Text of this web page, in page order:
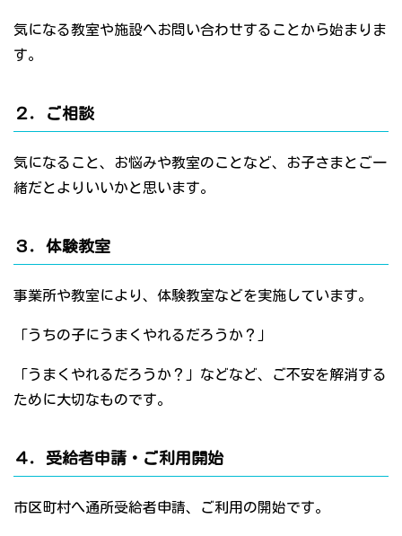
気になる教室や施設へお問い合わせすることから始まりま
す。
２．ご相談
気になること、お悩みや教室のことなど、お子さまとご一
緒だとよりいいかと思います。
３．体験教室
事業所や教室により、体験教室などを実施しています。
「うちの子にうまくやれるだろうか？」
「うまくやれるだろうか？」などなど、ご不安を解消する
ために大切なものです。
４．受給者申請・ご利用開始
市区町村へ通所受給者申請、ご利用の開始です。